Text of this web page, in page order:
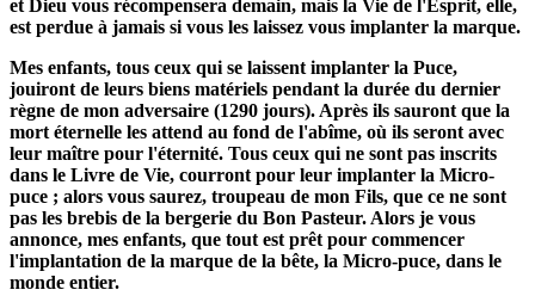
et Dieu vous récompensera demain, mais la Vie de l'Esprit, elle,
est perdue à jamais si vous les laissez vous implanter la marque.
Mes enfants, tous ceux qui se laissent implanter la Puce,
jouiront de leurs biens matériels pendant la durée du dernier
règne de mon adversaire (1290 jours). Après ils sauront que la
mort éternelle les attend au fond de l'abîme, où ils seront avec
leur maître pour l'éternité. Tous ceux qui ne sont pas inscrits
dans le Livre de Vie, courront pour leur implanter la Micro-
puce ; alors vous saurez, troupeau de mon Fils, que ce ne sont
pas les brebis de la bergerie du Bon Pasteur. Alors je vous
annonce, mes enfants, que tout est prêt pour commencer
l'implantation de la marque de la bête, la Micro-puce, dans le
monde entier.